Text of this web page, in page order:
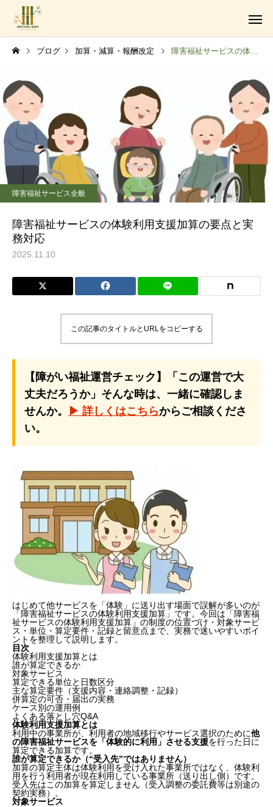
障がい福祉サービス事業
ブログ 加算・減算・報酬改定 障害福祉サービスの体験利用支援加算の要点と実務対応
障害福祉サービス全般
障害福祉サービスの体験利用支援加算の要点と実
務対応
2025.11.10
この記事のタイトルとURLをコピーする
【障がい福祉運営チェック】「この運営で大
丈夫だろうか」そんな時は、一緒に確認しま
せんか。
▶ 詳しくはこちらからご相談くださ
い。
はじめて他サービスを「体験」に送り出す場面で誤解が多いのが
「障害福祉サービスの体験利用支援加算」です。今回は「障害福
祉サービスの体験利用支援加算」の制度の位置づけ・対象サービ
ス・単位・算定要件・記録と留意点まで、実務で迷いやすいポイ
ントを整理して説明します。
目次
体験利用支援加算とは
誰が算定できるか
対象サービス
算定できる単位と日数区分
主な算定要件（支援内容・連絡調整・記録）
併算定の可否・届出の実務
ケース別の運用例
よくある落とし穴Q&A
体験利用支援加算とは
利用中の事業所が、利用者の地域移行やサービス選択のために他
の障害福祉サービスを「体験的に利用」させる支援を行った日に
算定できる加算です。
誰が算定できるか（“受入先”ではありません）
加算の算定主体は体験利用を受け入れた事業所ではなく、体験利
用を行う利用者が現在利用している事業所（送り出し側）です。
受入先はこの加算を算定しません（受入調整の委託費等は別途の
契約実務）。
対象サービス